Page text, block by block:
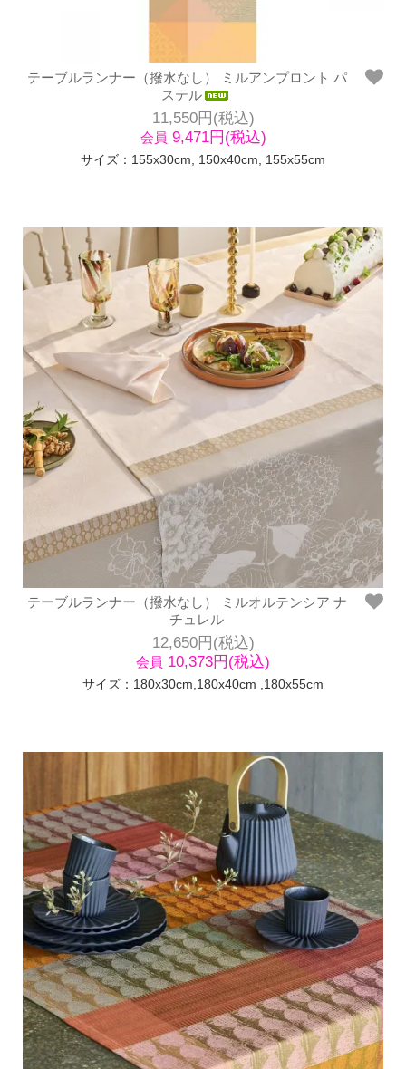
テーブルランナー（撥水なし） ミルアンプロント パ
ステル
11,550円(税込)
会員 9,471円(税込)
サイズ：155x30cm, 150x40cm, 155x55cm
テーブルランナー（撥水なし） ミルオルテンシア ナ
チュレル
12,650円(税込)
会員 10,373円(税込)
サイズ：180x30cm,180x40cm ,180x55cm